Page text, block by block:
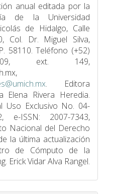
anual editada por la
de la Universidad
de Hidalgo, Calle
Col. Dr. Miguel Silva,
58110. Teléfono (+52)
ext. 149,
. Editora
Elena Rivera Heredia.
Uso Exclusivo No. 04-
e-ISSN: 2007-7343,
Nacional del Derecho
la última actualización
de Cómputo de la
Erick Vidar Alva Rangel.